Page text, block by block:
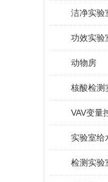
洁净实验
功效实验
动物房
核酸检测
VAV变量
实验室给
检测实验